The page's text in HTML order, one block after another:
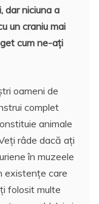
dar niciuna a
un craniu mai
cum ne-ați
oameni de
complet
animale
râde dacă ați
în muzeele
existențe care
folosit multe